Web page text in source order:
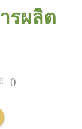
รผลิต
0